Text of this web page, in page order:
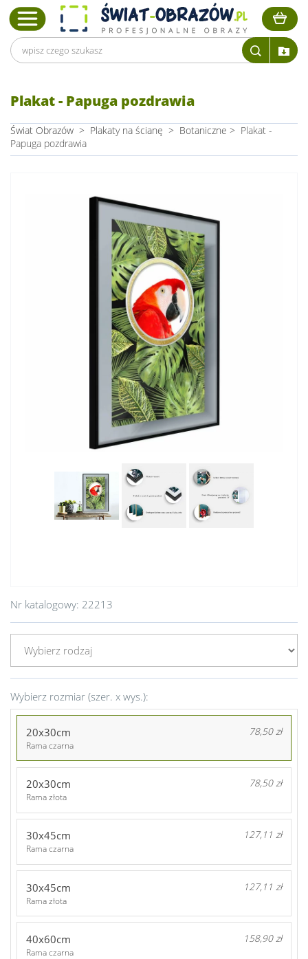
Plakat - Papuga pozdrawia
Świat Obrazów > Plakaty na ścianę > Botaniczne > Plakat -
Papuga pozdrawia
Nr katalogowy: 22213
Wybierz rozmiar (szer. x wys.):
20x30cm 78,50 zł
Rama czarna
20x30cm 78,50 zł
Rama złota
30x45cm 127,11 zł
Rama czarna
30x45cm 127,11 zł
Rama złota
40x60cm 158,90 zł
Rama czarna